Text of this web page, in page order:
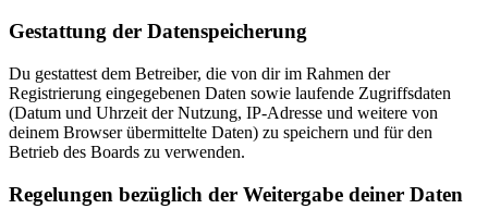
Gestattung der Datenspeicherung
Du gestattest dem Betreiber, die von dir im Rahmen der
Registrierung eingegebenen Daten sowie laufende Zugriffsdaten
(Datum und Uhrzeit der Nutzung, IP-Adresse und weitere von
deinem Browser übermittelte Daten) zu speichern und für den
Betrieb des Boards zu verwenden.
Regelungen bezüglich der Weitergabe deiner Daten